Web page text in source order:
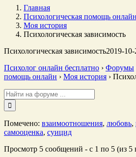
Главная
Психологическая помощь онлайн
Моя история
Психологическая зависимость
Психологическая зависимость2019-
Психолог онлайн бесплатно › Форумы
помощь онлайн › Моя история ›
Поиск:
Помечено: взаимоотношения, любовь,
самооценка, суицид
Просмотр 5 сообщений - с 1 по 5 (из 5